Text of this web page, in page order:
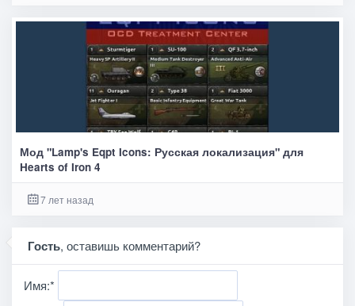
Мод "Lamp's Eqpt Icons: Русская локализация" для
Hearts of Iron 4
7 лет назад
Гость, оставишь комментарий?
Имя:*